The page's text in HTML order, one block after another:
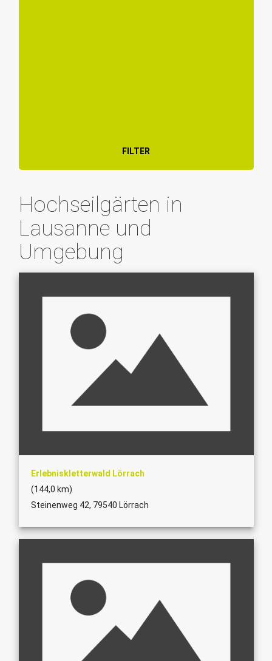
FILTER
Hochseilgärten in
Lausanne und
Umgebung
Erlebniskletterwald Lörrach
(144,0 km)
Steinenweg 42, 79540 Lörrach